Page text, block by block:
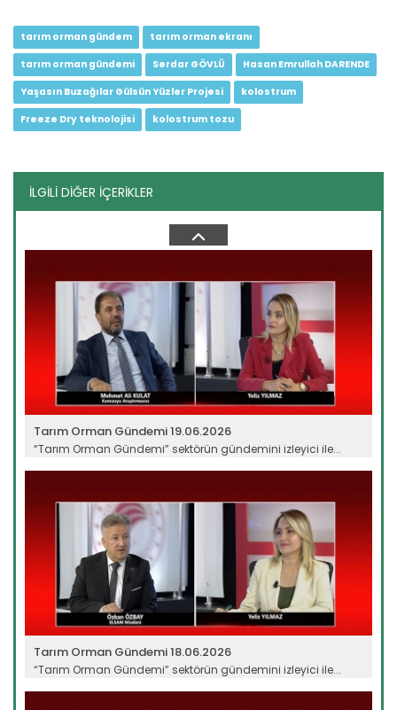
tarım orman gündem tarım orman ekranı
tarım orman gündemi Serdar GÖVLÜ Hasan Emrullah DARENDE
Yaşasın Buzağılar Gülsün Yüzler Projesi kolostrum
Freeze Dry teknolojisi kolostrum tozu
İLGİLİ DİĞER İÇERİKLER
Devamını Oku ->
Tarım Orman Gündemi 10.06.2026
“Tarım Orman Gündemi” sektörün gündemini izleyici ile...
Devamını Oku ->
Tarım Orman Gündemi 19.06.2026
“Tarım Orman Gündemi” sektörün gündemini izleyici ile...
Devamını Oku ->
Tarım Orman Gündemi 18.06.2026
“Tarım Orman Gündemi” sektörün gündemini izleyici ile...
Devamını Oku ->